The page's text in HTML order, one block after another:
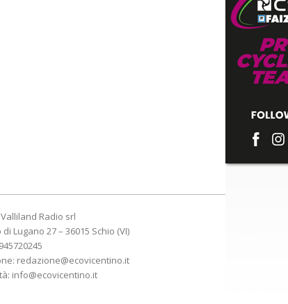
Radio srl
Lugano 27 – 36015 Schio (VI)
redazione@ecovicentino.it
info@ecovicentino.it